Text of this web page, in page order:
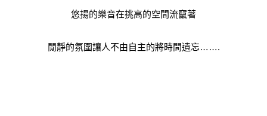
悠揚的樂音在挑高的空間流竄著
閒靜的氛圍讓人不由自主的將時間遺忘…….